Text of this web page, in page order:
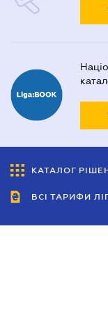
КАТАЛОГ
ВСІ ТАРИФИ